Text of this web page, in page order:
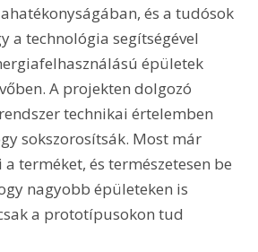
és a tudósok
a technológia segítségével
épületek
A projekten dolgozó
technikai értelemben
sokszorosítsák. Most már
terméket, és természetesen be
nagyobb épületeken is
a prototípusokon tud